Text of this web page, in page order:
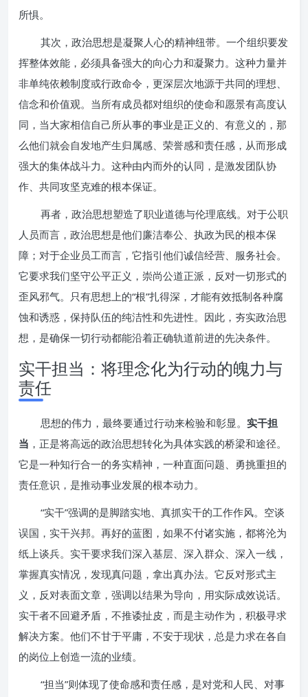
所惧。
其次，政治思想是凝聚人心的精神纽带。一个组织要发
挥整体效能，必须具备强大的向心力和凝聚力。这种力量并
非单纯依赖制度或行政命令，更深层次地源于共同的理想、
信念和价值观。当所有成员都对组织的使命和愿景有高度认
同，当大家相信自己所从事的事业是正义的、有意义的，那
么他们就会自发地产生归属感、荣誉感和责任感，从而形成
强大的集体战斗力。这种由内而外的认同，是激发团队协
作、共同攻坚克难的根本保证。
再者，政治思想塑造了职业道德与伦理底线。对于公职
人员而言，政治思想是他们廉洁奉公、执政为民的根本保
障；对于企业员工而言，它指引他们诚信经营、服务社会。
它要求我们坚守公平正义，崇尚公道正派，反对一切形式的
歪风邪气。只有思想上的“根”扎得深，才能有效抵制各种腐
蚀和诱惑，保持队伍的纯洁性和先进性。因此，夯实政治思
想，是确保一切行动都能沿着正确轨道前进的先决条件。
实干担当：将理念化为行动的魄力与
责任
思想的伟力，最终要通过行动来检验和彰显。 实干担
当 ，正是将高远的政治思想转化为具体实践的桥梁和途径。
它是一种知行合一的务实精神，一种直面问题、勇挑重担的
责任意识，是推动事业发展的根本动力。
“实干”强调的是脚踏实地、真抓实干的工作作风。空谈
误国，实干兴邦。再好的蓝图，如果不付诸实施，都将沦为
纸上谈兵。实干要求我们深入基层、深入群众、深入一线，
掌握真实情况，发现真问题，拿出真办法。它反对形式主
义，反对表面文章，强调以结果为导向，用实际成效说话。
实干者不回避矛盾，不推诿扯皮，而是主动作为，积极寻求
解决方案。他们不甘于平庸，不安于现状，总是力求在各自
的岗位上创造一流的业绩。
“担当”则体现了使命感和责任感，是对党和人民、对事